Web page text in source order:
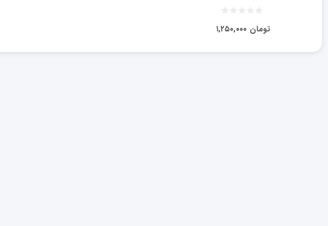
۱,۲۵۰,۰۰۰ تومان